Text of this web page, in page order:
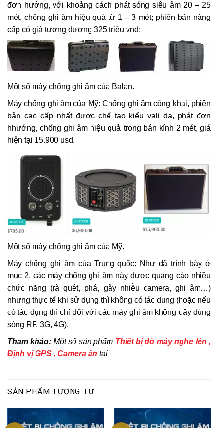
đơn hướng, với khoảng cách phát sóng siêu âm 20 – 25
mét, chống ghi âm hiệu quả từ 1 – 3 mét; phiên bản nâng
cấp có giá tương đương 325 triệu vnđ;
Một số máy chống ghi âm của Balan.
Máy chống ghi âm của Mỹ: Chống ghi âm công khai, phiên
bản cao cấp nhất được chế tạo kiểu vali da, phát đơn
hhướng, chống ghi âm hiệu quả trong bán kính 2 mét, giá
hiện tại 15.900 usd.
Một số máy chống ghi âm của Mỹ.
Máy chống ghi âm của Trung quốc: Như đã trình bày ở
mục 2, các máy chống ghi âm này được quảng cáo nhiều
chức năng (rà quét, phá, gây nhiễu camera, ghi âm…)
nhưng thực tế khi sử dụng thì không có tác dụng (hoặc nếu
có tác dụng thì chỉ đối với các máy ghi âm không dây dùng
sóng RF, 3G, 4G).
Tham khảo: Một số sản phẩm Thiết bị dò máy nghe lén ,
Định vị GPS , Camera ẩn tại
SẢN PHẨM TƯƠNG TỰ